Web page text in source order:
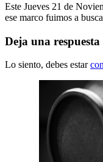
Este Jueves 21 de
ese marco fuimos a
Deja una respuesta
Lo siento, debes estar